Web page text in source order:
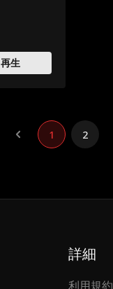
再生
1 2
詳細
利用規約